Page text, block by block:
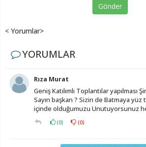
Gönder
< Yorumlar>
YORUMLAR
Rıza Murat
Geniş Katılımlı Toplantılar yapılması
Sayın başkan ? Sizin de Batmaya yüz
içinde olduğumuzu Unutuyorsunuz
(0) (0)